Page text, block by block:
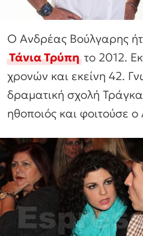
Ο Ανδρέας Βούλγαρης
Τάνια Τρύπητο 2012.
χρονών και εκείνη 42.
δραματική σχολή
ηθοποιός και φοιτούσε